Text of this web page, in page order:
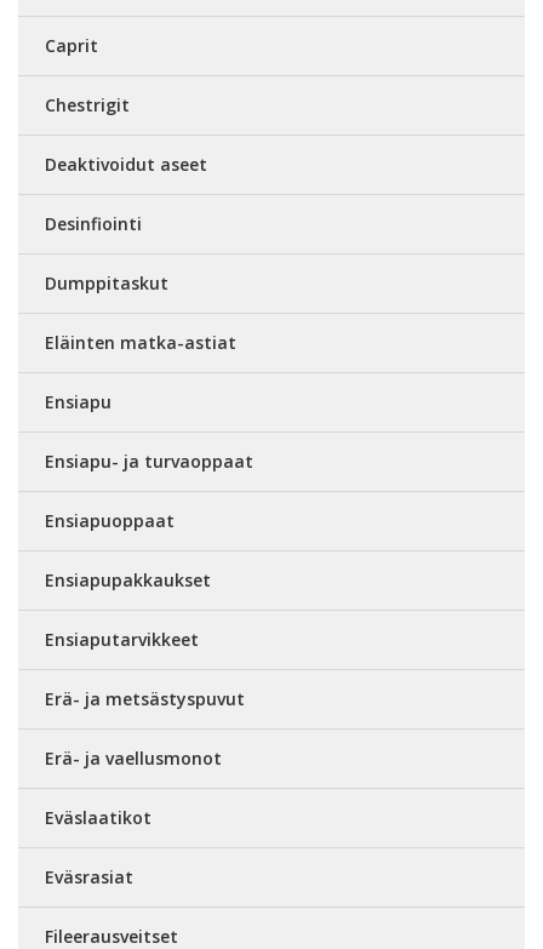
Caprit
Chestrigit
Deaktivoidut aseet
Desinfiointi
Dumppitaskut
Eläinten matka-astiat
Ensiapu
Ensiapu- ja turvaoppaat
Ensiapuoppaat
Ensiapupakkaukset
Ensiaputarvikkeet
Erä- ja metsästyspuvut
Erä- ja vaellusmonot
Eväslaatikot
Eväsrasiat
Fileerausveitset